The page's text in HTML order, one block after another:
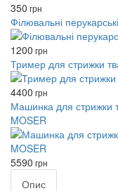
350 грн
Філювальні
1200 грн
Тример для стрижки
4400 грн
Машинка для стрижки
MOSER
5590 грн
Опис